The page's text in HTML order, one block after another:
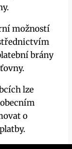
možností
brány
lze
o